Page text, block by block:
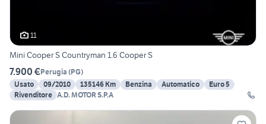
11
Mini Cooper S Countryman 1.6 Cooper S
7.900 €Perugia (PG)
Usato
09/2010 135146 Km Benzina Automatico
Euro 5
Rivenditore A.D. MOTOR S.P.A